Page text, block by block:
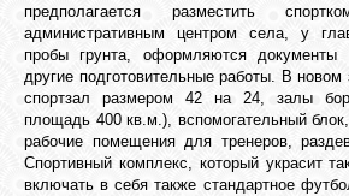
ВИДЕО
МУЗЫКА
предполагается разместить
административным центром села, у
пробы грунта, оформляются
другие подготовительные работы. В
спортзал размером 42 на 24, залы
площадь 400 кв.м.), вспомогательный
рабочие помещения для тренеров,
Спортивный комплекс, который украсит
включать в себя также стандартное